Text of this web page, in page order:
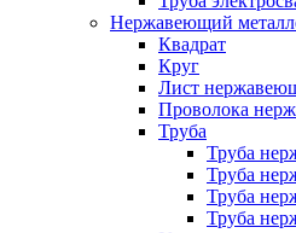
Нержавеющий
Квадрат
Круг
Лист
Проволока
Труба
Труба
Труба
Труба
Труба